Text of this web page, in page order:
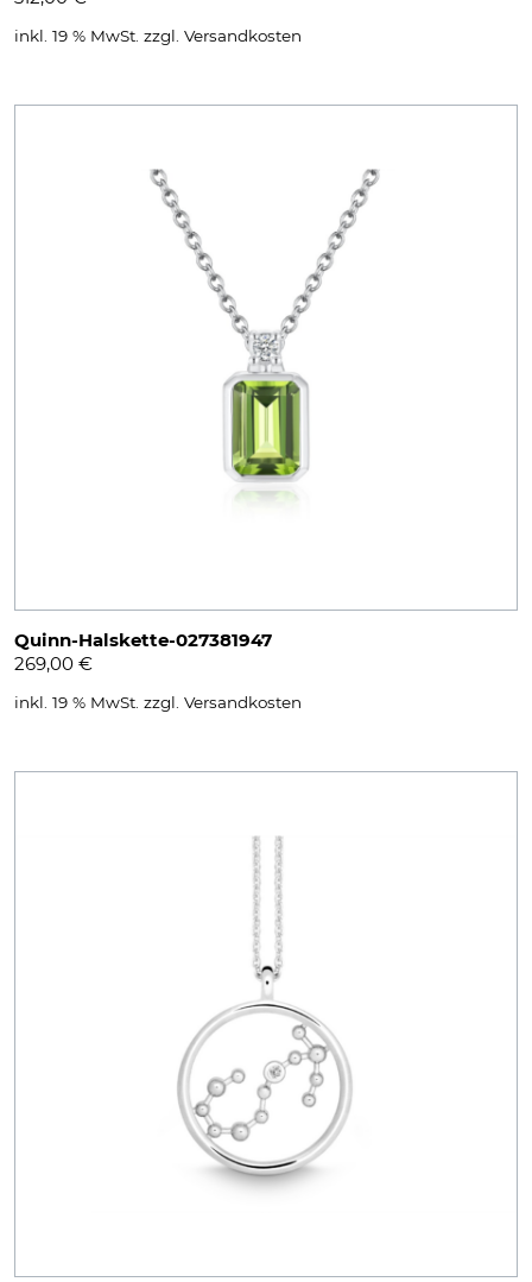
inkl. 19 % MwSt. zzgl. Versandkosten
Quinn-Halskette-027381947
269,00 €
inkl. 19 % MwSt. zzgl. Versandkosten